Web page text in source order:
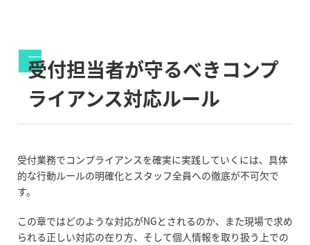
受付担当者が守るべきコンプ
ライアンス対応ルール
受付業務でコンプライアンスを確実に実践していくには、具体
的な行動ルールの明確化とスタッフ全員への徹底が不可欠で
す。
この章ではどのような対応がNGとされるのか、また現場で求め
られる正しい対応の在り方、そして個人情報を取り扱う上での